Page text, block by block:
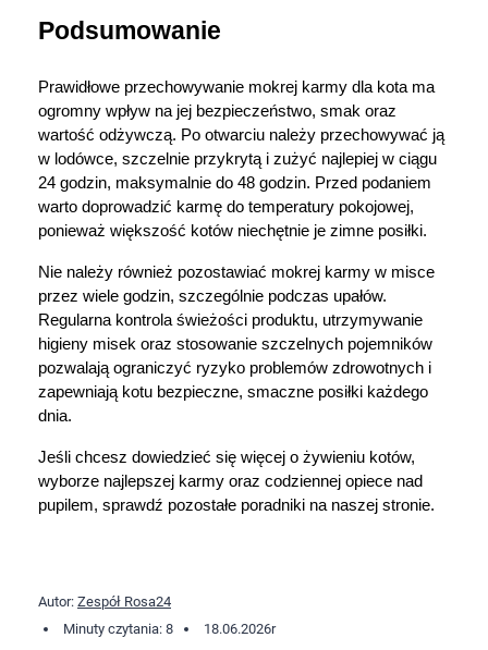
Podsumowanie
Prawidłowe przechowywanie mokrej karmy dla kota ma
ogromny wpływ na jej bezpieczeństwo, smak oraz
wartość odżywczą. Po otwarciu należy przechowywać ją
w lodówce, szczelnie przykrytą i zużyć najlepiej w ciągu
24 godzin, maksymalnie do 48 godzin. Przed podaniem
warto doprowadzić karmę do temperatury pokojowej,
ponieważ większość kotów niechętnie je zimne posiłki.
Nie należy również pozostawiać mokrej karmy w misce
przez wiele godzin, szczególnie podczas upałów.
Regularna kontrola świeżości produktu, utrzymywanie
higieny misek oraz stosowanie szczelnych pojemników
pozwalają ograniczyć ryzyko problemów zdrowotnych i
zapewniają kotu bezpieczne, smaczne posiłki każdego
dnia.
Jeśli chcesz dowiedzieć się więcej o żywieniu kotów,
wyborze najlepszej karmy oraz codziennej opiece nad
pupilem, sprawdź pozostałe poradniki na naszej stronie.
Autor: Zespół Rosa24
Minuty czytania: 8
18.06.2026r